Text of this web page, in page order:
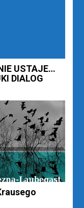
USTAJE…
DIALOG